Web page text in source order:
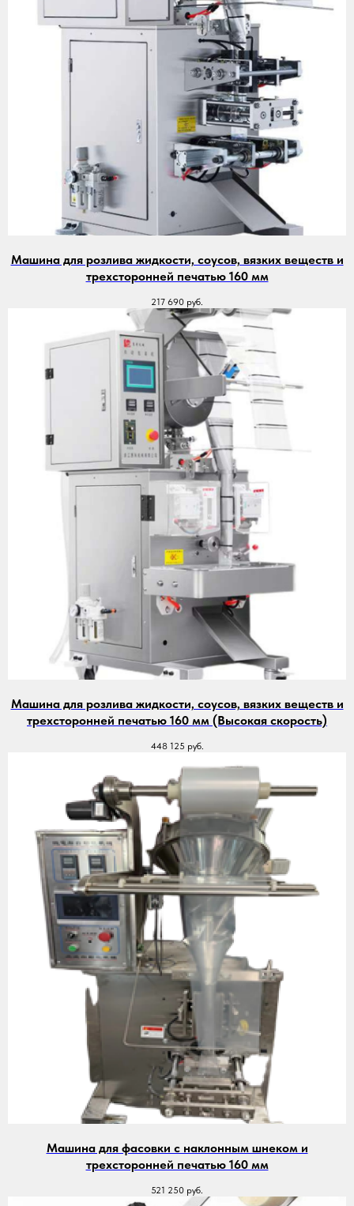
Машина для розлива жидкости, соусов, вязких веществ и
трехсторонней печатью 160 мм
217 690 руб.
Машина для розлива жидкости, соусов, вязких веществ и
трехсторонней печатью 160 мм (Высокая скорость)
448 125 руб.
Машина для фасовки с наклонным шнеком и
трехсторонней печатью 160 мм
521 250 руб.